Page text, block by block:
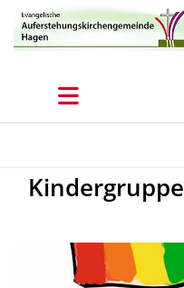
Kindergruppe